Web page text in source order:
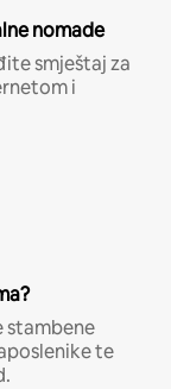
nomade
smještaj za
i
stambene
te